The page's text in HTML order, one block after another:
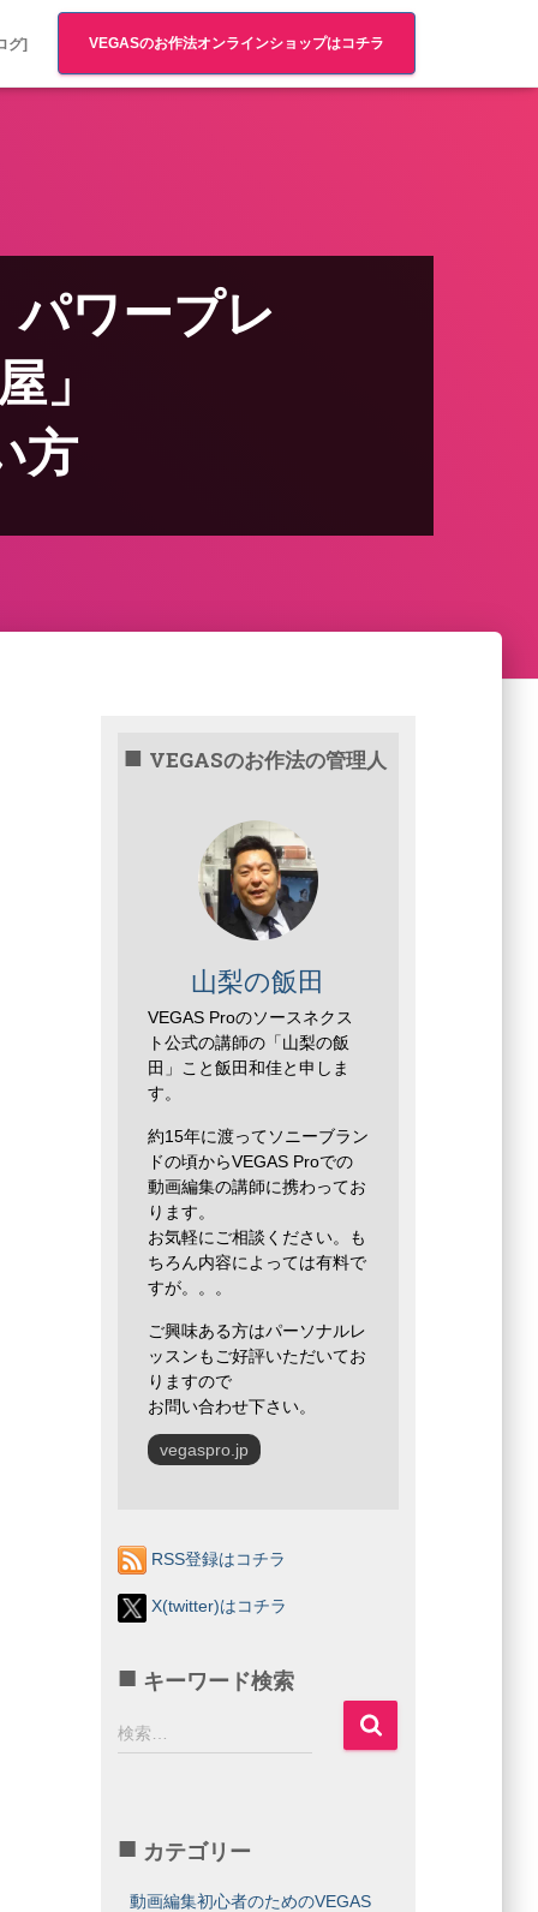
グ] VEGASのお作法オンラインショップはコチラ
ワープレ
名古屋」
方
VEGASのお作法の管理人
山梨の飯田
VEGAS Proのソースネクス
ト公式の講師の「山梨の飯
田」こと飯田和佳と申しま
す。
約15年に渡ってソニーブラン
ドの頃からVEGAS Proでの
動画編集の講師に携わってお
ります。
お気軽にご相談ください。も
ちろん内容によっては有料で
すが。。。
ご興味ある方はパーソナルレ
ッスンもご好評いただいてお
りますので
お問い合わせ下さい。
vegaspro.jp
RSS登録はコチラ
X(twitter)はコチラ
キーワード検索
検
索
検索…
カテゴリー
動画編集初心者のためのVEGAS